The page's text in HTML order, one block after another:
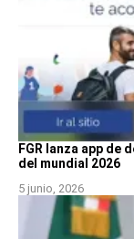
FGR lanza app de
del mundial 2026
5 junio, 2026